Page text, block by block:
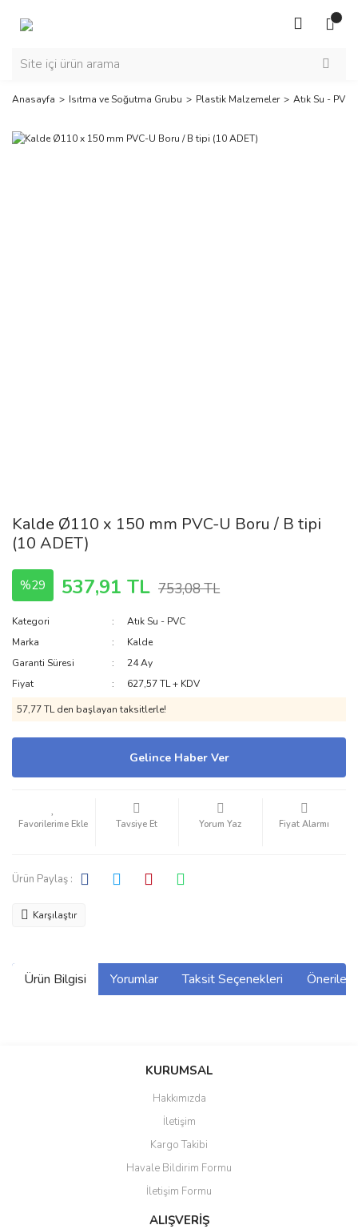
Anasayfa Isıtma ve Soğutma Grubu Plastik Malzemeler Atık Su - PVC
Kalde Ø110 x 150 mm PVC-U Boru / B tipi
(10 ADET)
%29 537,91 TL 753,08 TL
Kategori
Atık Su - PVC
Marka
Kalde
Garanti Süresi
24 Ay
Fiyat
627,57 TL + KDV
57,77 TL den başlayan taksitlerle!
Gelince Haber Ver
Tavsiye Et Yorum Yaz Fiyat Alarmı
Ürün Paylaş :
Karşılaştır
Ürün Bilgisi Yorumlar Taksit Seçenekleri
Bu ürüne ilk yorumu siz yapın!
Yorum Yaz
Ürün resmi kalitesiz, bozuk veya görüntülenemiyor.
Ürün açıklamasında eksik bilgiler bulunuyor.
Ürün bilgilerinde hatalar bulunuyor.
Ürün fiyatı diğer sitelerden daha pahalı.
Bu ürüne benzer farklı alternatifler olmalı.
KURUMSAL
Hakkımızda
İletişim
Kargo Takibi
Havale Bildirim Formu
İletişim Formu
ALIŞVERİŞ